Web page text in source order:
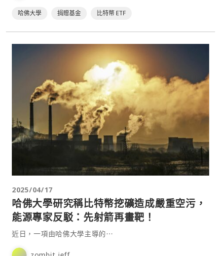
哈佛大學 捐贈基金 比特幣 ETF
2025/04/17
哈佛大學研究稱比特幣挖礦造成嚴重空污，
能源專家反駁：先射箭再畫靶！
近日，一項由哈佛大學主導的⋯